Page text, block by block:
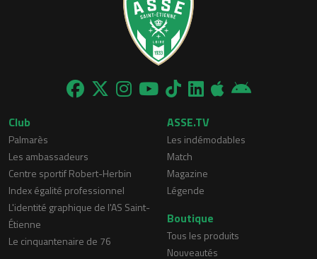
Club
Palmarès
Les ambassadeurs
Centre sportif Robert-Herbin
Index égalité professionnel
L'identité graphique de l'AS Saint-
Étienne
Le cinquantenaire de 76
ASSE.TV
Les indémodables
Match
Magazine
Légende
Boutique
Tous les produits
Nouveautés